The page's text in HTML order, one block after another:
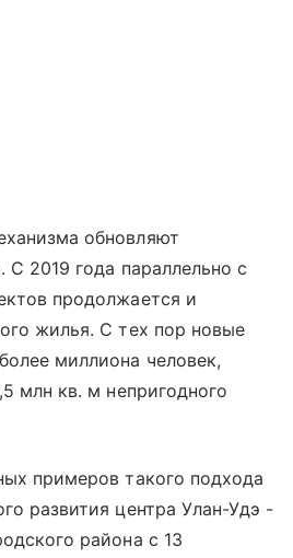
обновляют
С 2019 года параллельно с
продолжается и
жилья. С тех пор новые
миллиона человек,
млн кв. м непригодного
примеров такого подхода
развития центра Улан-Удэ -
района с 13